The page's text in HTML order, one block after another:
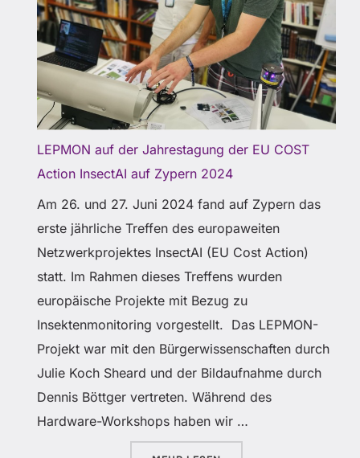
LEPMON auf der Jahrestagung der EU COST
Action InsectAI auf Zypern 2024
Am 26. und 27. Juni 2024 fand auf Zypern das
erste jährliche Treffen des europaweiten
Netzwerkprojektes InsectAI (EU Cost Action)
statt. Im Rahmen dieses Treffens wurden
europäische Projekte mit Bezug zu
Insektenmonitoring vorgestellt. Das LEPMON-
Projekt war mit den Bürgerwissenschaften durch
Julie Koch Sheard und der Bildaufnahme durch
Dennis Böttger vertreten. Während des
Hardware-Workshops haben wir …